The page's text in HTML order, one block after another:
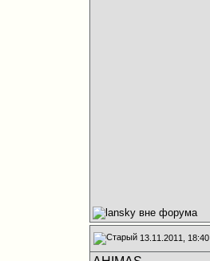
13.11.2011, 18:40